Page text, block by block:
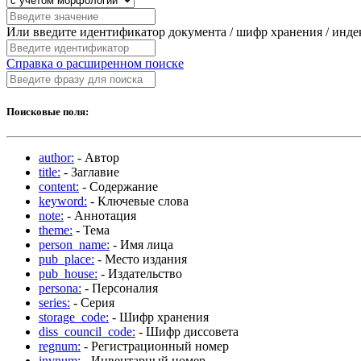
Или введите идентификатор документа / шифр хранения /
Справка о расширенном поиске
Поисковые поля:
author: - Автор
title: - Заглавие
content: - Содержание
keyword: - Ключевые слова
note: - Аннотация
theme: - Тема
person_name: - Имя лица
pub_place: - Место издания
pub_house: - Издательство
persona: - Персоналия
series: - Серия
storage_code: - Шифр хранения
diss_council_code: - Шифр диссовета
regnum: - Регистрационный номер